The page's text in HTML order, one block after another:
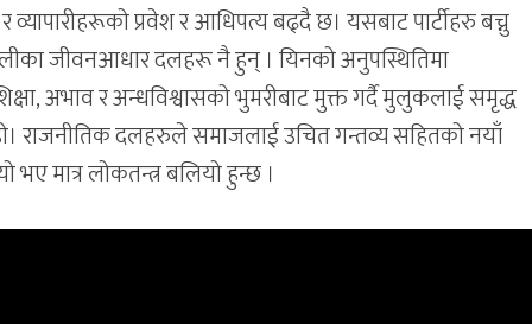
प्रवेश र आधिपत्य बढ्दै छ। यसबाट पार्टीहरु बच्नु
जीवनआधार दलहरू नै हुन् । यिनको अनुपस्थितिमा
अभाव र अन्धविश्वासको भुमरीबाट मुक्त गर्दै मुलुकलाई समृद्ध
राजनीतिक दलहरुले समाजलाई उचित गन्तव्य सहितको नयाँ
मात्र लोकतन्त्र बलियो हुन्छ ।